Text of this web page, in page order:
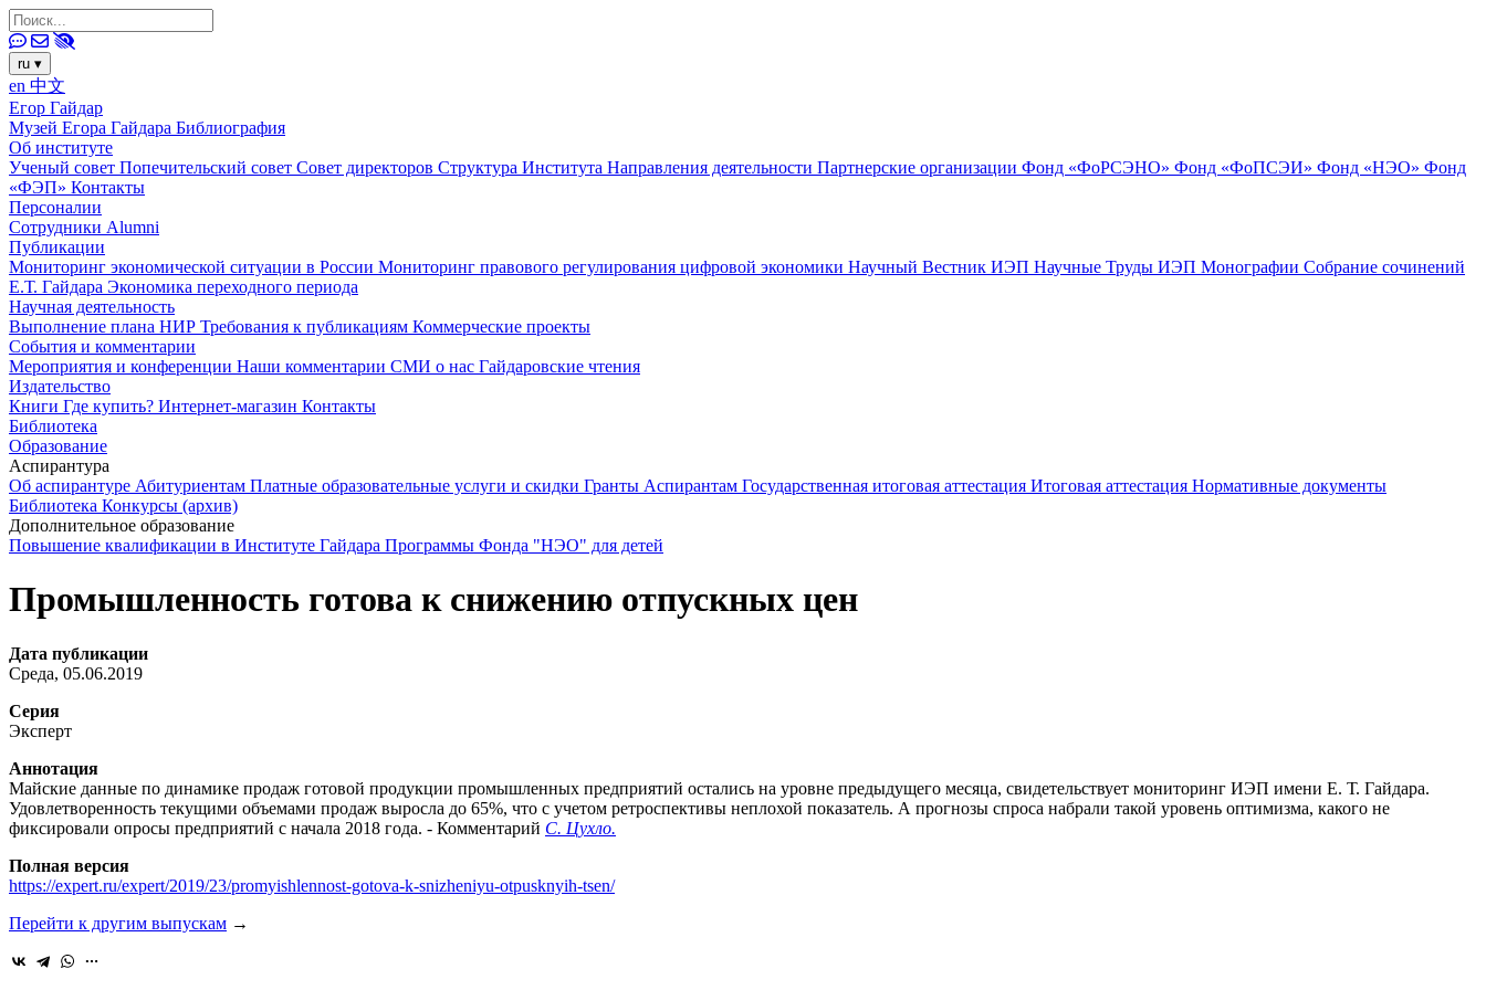
ru ▾
en 中文
Егор Гайдар
Музей Егора Гайдара Библиография
Об институте
Ученый совет Попечительский совет Совет директоров Структура Института Направления деятельности Партнерские организации Фонд «ФоРСЭНО» Фонд «ФоПСЭИ» Фонд «НЭО» Фонд
«ФЭП» Контакты
Персоналии
Сотрудники Alumni
Публикации
Мониторинг экономической ситуации в России Мониторинг правового регулирования цифровой экономики Научный Вестник ИЭП Научные Труды ИЭП Монографии Собрание сочинений
Е.Т. Гайдара Экономика переходного периода
Научная деятельность
Выполнение плана НИР Требования к публикациям Коммерческие проекты
События и комментарии
Мероприятия и конференции Наши комментарии СМИ о нас Гайдаровские чтения
Издательство
Книги Где купить? Интернет-магазин Контакты
Библиотека
Образование
Аспирантура
Об аспирантуре Абитуриентам Платные образовательные услуги и скидки Гранты Аспирантам Государственная итоговая аттестация Итоговая аттестация Нормативные документы
Библиотека Конкурсы (архив)
Дополнительное образование
Повышение квалификации в Институте Гайдара Программы Фонда "НЭО" для детей
Промышленность готова к снижению отпускных цен
Дата публикации
Среда, 05.06.2019
Серия
Эксперт
Аннотация
Майские данные по динамике продаж готовой продукции промышленных предприятий остались на уровне предыдущего месяца, свидетельствует мониторинг ИЭП имени Е. Т. Гайдара.
Удовлетворенность текущими объемами продаж выросла до 65%, что с учетом ретроспективы неплохой показатель. А прогнозы спроса набрали такой уровень оптимизма, какого не
фиксировали опросы предприятий с начала 2018 года. - Комментарий С. Цухло.
Полная версия
https://expert.ru/expert/2019/23/promyishlennost-gotova-k-snizheniyu-otpusknyih-tsen/
Перейти к другим выпускам →